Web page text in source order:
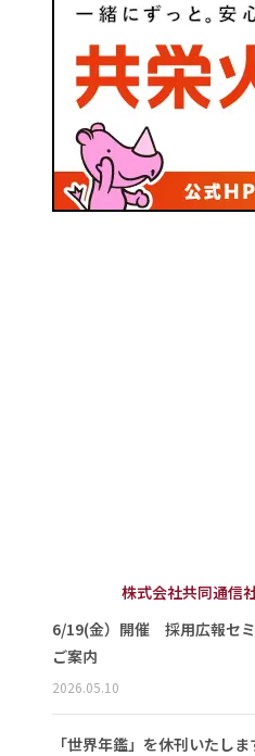
株式会社共同通信
6/19(金）開催 採用広報セ
ご案内
2026.05.10
「世界年鑑」を休刊いたしま